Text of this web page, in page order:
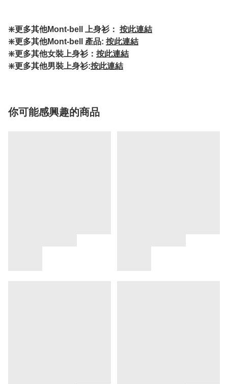
❇️更多其他Mont-bell 上身衫： 按此連結
❇️更多其他Mont-bell 產品: 按此連結
❇️更多其他女裝上身衫： 按此連結
❇️更多其他男裝上身衫:按此連結
你可能感興趣的商品